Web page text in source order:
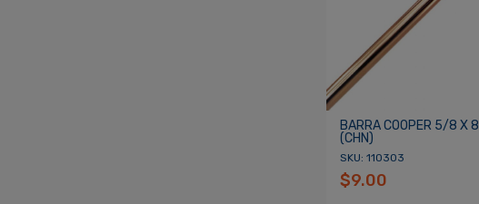
BARRA COOPER 5/8 X 8
(CHN)
SKU: 110303
$9.00